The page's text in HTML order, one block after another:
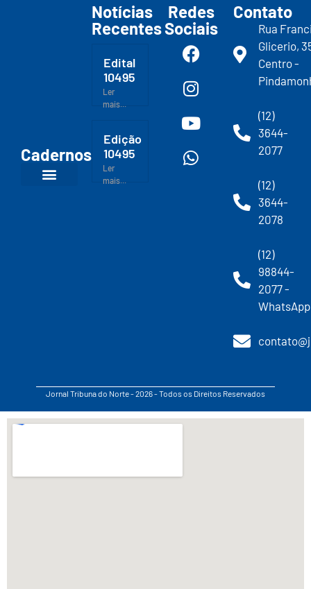
Cadernos
Notícias
Recentes
Edital
10495
Ler
mais...
Edição
10495
Ler
mais...
Redes
Sociais
Contato
Rua
Glicerio,
Centro -
(12)
3644-
2077
(12)
3644-
2078
(12)
98844-
2077 -
WhatsApp
Jornal Tribuna do Norte - 2026 - Todos os Direitos Reservados